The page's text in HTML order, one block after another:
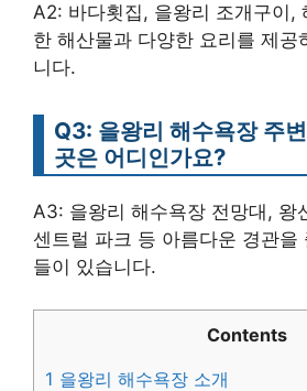
A2: 바다횟집, 을왕리 조개구이,
한 해산물과 다양한 요리를 제공
니다.
Q3: 을왕리 해수욕장 주
곳은 어디인가요?
A3: 을왕리 해수욕장 전망대, 왕
센트럴 파크 등 아름다운 경관을
들이 있습니다.
Contents
1 을왕리 해수욕장 소개